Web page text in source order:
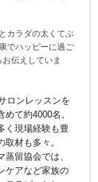
カラダの太くてぶ
でハッピーに過ご
伝えしていま
ロンレッスンを
めて約4000名。
く現場経験も豊
材も多々。
留協会では、
ケアなど家族の